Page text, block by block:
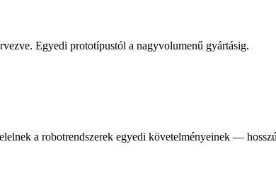
Egyedi prototípustól a nagyvolumenű gyártásig.
a robotrendszerek egyedi követelményeinek —